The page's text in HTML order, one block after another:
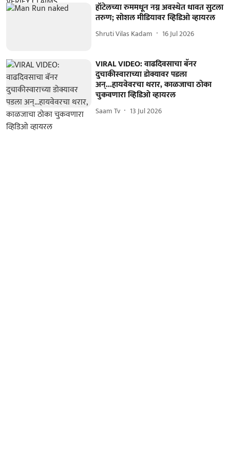
हॉटेलच्या रुममधून नग्न अवस्थेत धावत सुटला
तरुण; सोशल मीडियावर व्हिडिओ व्हायरल
Shruti Vilas Kadam 16 Jul 2026
VIRAL VIDEO: वाढदिवसाचा बॅनर
दुचाकीस्वाराच्या डोक्यावर पडला
अन्...हायवेवरचा थरार, काळजाचा ठोका
चुकवणारा व्हिडिओ व्हायरल
Saam Tv 13 Jul 2026